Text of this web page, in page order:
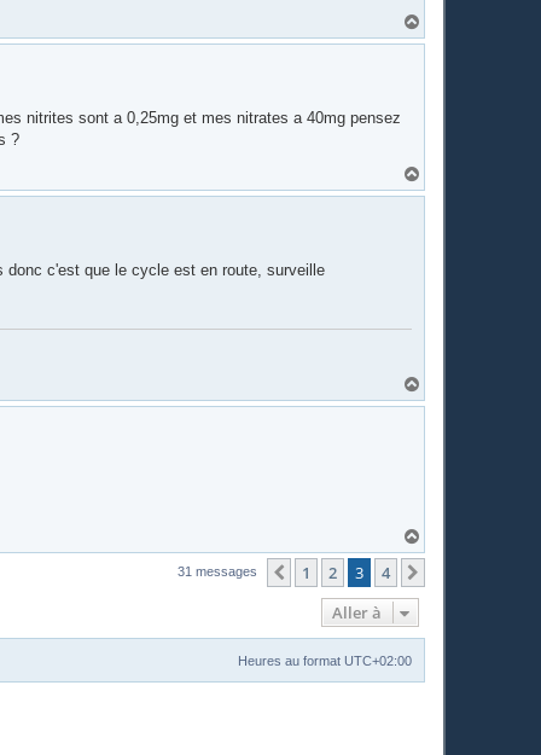
a
nitrites sont a 0,25mg et mes nitrates a 40mg pensez
?
a
c'est que le cycle est en route, surveille
a
a
t
31 messages Précédente
1 2 3 4
Aller à
Heures au format UTC+02:00